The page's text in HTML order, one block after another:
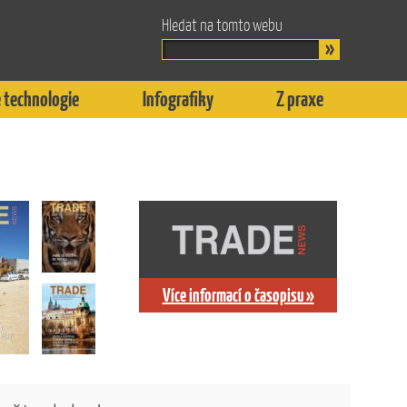
Hledat na tomto webu
technologie Infografiky Z praxe
Více informací o časopisu »